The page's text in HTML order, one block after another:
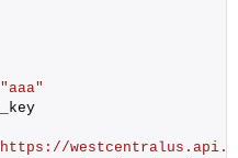
"aaa"